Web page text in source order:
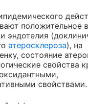
положительное
эндотелия
атеросклероза), на
состояние
свойства
свойствами.